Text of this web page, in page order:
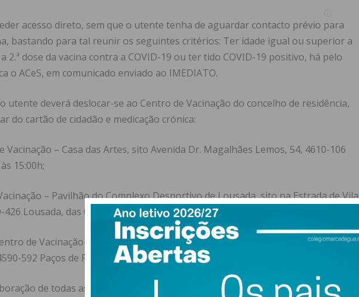
acesso direto, sem que o utente tenha de aguardar contacto prévio para
bastando para tal reunir os seguintes critérios: Ter idade igual ou superior a
2.ª dose da vacina contra a COVID-19 ou ter tido COVID-19 positivo, há pelo
o ACeS, em comunicado enviado ao IMEDIATO.
utente deverá deslocar-se ao Centro de Vacinação do concelho de residência,
do cartão de cidadão e medicação crónica:
Vacinação – Casa das Artes, sito Avenida Dr. Magalhães Lemos, 54, 4610-106
15:00h;
– Pavilhão do Complexo Desportivo de Lousada, sito na Estrada de Vila
426 Lousada, das 09:00h às 15:00h;
de Vacinação – Pavilhão da CMPF – Antiga Esquadra 12, sito na Rua Eng.º
592 Paços de Ferreira, das 09:00h às 15:00h;
de todas as pessoas, uma vez que continuaremos a contactar os